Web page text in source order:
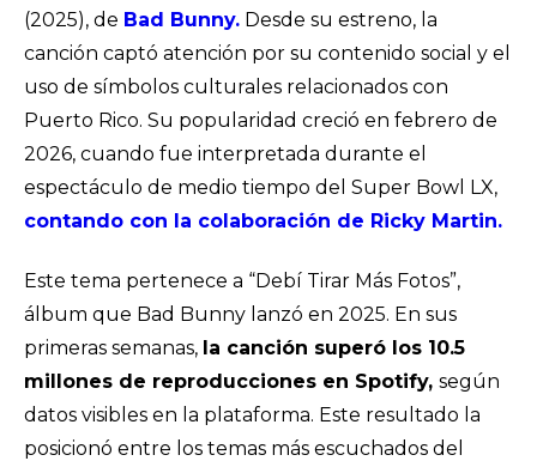
(2025), de Bad Bunny. Desde su estreno, la
canción captó atención por su contenido social y el
uso de símbolos culturales relacionados con
Puerto Rico. Su popularidad creció en febrero de
2026, cuando fue interpretada durante el
espectáculo de medio tiempo del Super Bowl LX,
contando con la colaboración de Ricky Martin.
Este tema pertenece a “Debí Tirar Más Fotos”,
álbum que Bad Bunny lanzó en 2025. En sus
primeras semanas, la canción superó los 10.5
millones de reproducciones en Spotify, según
datos visibles en la plataforma. Este resultado la
posicionó entre los temas más escuchados del